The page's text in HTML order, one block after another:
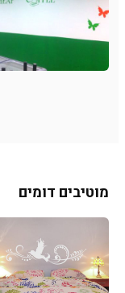
מוטיבים דומים